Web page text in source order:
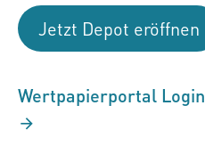
Jetzt Depot eröffnen
Wertpapierportal Login